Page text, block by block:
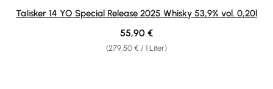
Durchschnittliche Bewertung von 5 von 5 Sternen
Talisker 14 YO Special Release 2025 Whisky 53,9% vol. 0,20l
(279,50 € / 1 Liter)
Regulärer Preis:
55,90 €